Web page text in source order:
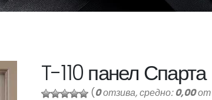
T-110 панел Спарта
(0отзива, средно:0,00от